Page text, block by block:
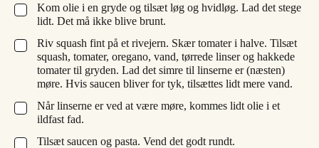
▢
Kom olie i en gryde og tilsæt løg og hvidløg. Lad det stege
lidt. Det må ikke blive brunt.
▢
Riv squash fint på et rivejern. Skær tomater i halve. Tilsæt
squash, tomater, oregano, vand, tørrede linser og hakkede
tomater til gryden. Lad det simre til linserne er (næsten)
møre. Hvis saucen bliver for tyk, tilsættes lidt mere vand.
▢
Når linserne er ved at være møre, kommes lidt olie i et
ildfast fad.
▢
Tilsæt saucen og pasta. Vend det godt rundt.